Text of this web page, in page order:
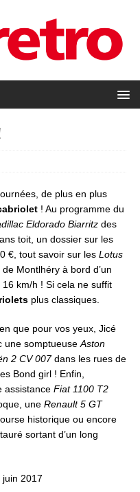
de plus en plus
! Au programme du
Eldorado Biarritz des
toit, un dossier sur les
€, tout savoir sur les Lotus
Montlhéry à bord d’un
km/h ! Si cela ne suffit
plus classiques.
que pour vos yeux, Jicé
une somptueuse Aston
2 CV 007dans les rues de
Bond girl ! Enfin,
assistance Fiat 1100 T2
une Renault 5 GT
historique ou encore
sortant d’un long
juin 2017